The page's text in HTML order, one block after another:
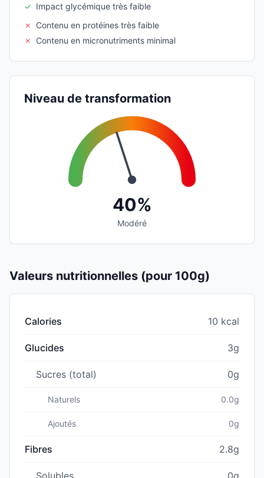
✓ Impact glycémique très faible
✗
Contenu en protéines très faible
✗
Contenu en micronutriments minimal
Niveau de transformation
40%
Modéré
Valeurs nutritionnelles (pour 100g)
Calories 10 kcal
Glucides 3g
Sucres (total) 0g
Naturels 0.0g
Ajoutés 0g
Fibres 2.8g
Solubles 0g